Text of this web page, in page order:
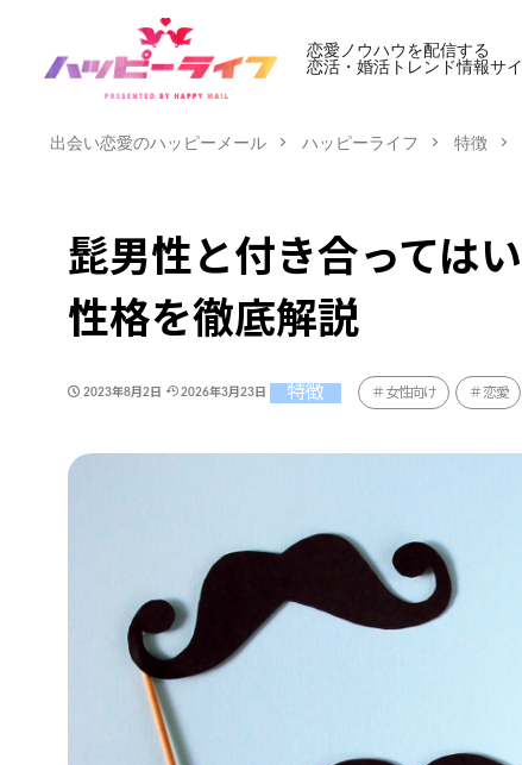
恋愛ノウハウを配信する
恋活・婚活トレンド情報サイ
出会い恋愛のハッピーメール ハッピーライフ 特徴
髭男性と付き合っては
性格を徹底解説
2023年8月2日 2026年3月23日 特徴 女性向け 恋愛